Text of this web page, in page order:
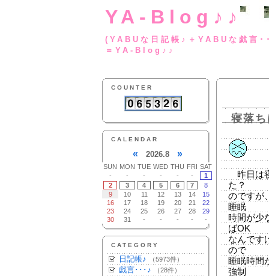
YA-Blog♪♪
(YABUな日記帳♪
＝YA-Blog♪♪
COUNTER
CALENDAR
« 2026.8 »
SUN MON TUE WED THU FRI SAT
-
- - - - -
1
2
3 4 5 6 7
8
9
10 11 12 13 14
15
16
17 18 19 20 21
22
23
24 25 26 27 28
29
30
31 - - - - -
CATEGORY
日記帳♪ （5973件）
戯言･･･♪ （28件）
寝落
昨日は
た？
のですが
睡眠
時間が少
ばOK
なんです
ので
睡眠時間
強制